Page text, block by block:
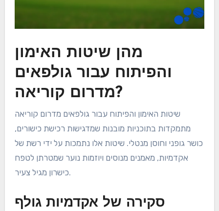
מהן שיטות האימון
והפיתוח עבור גולפאים
מדרום קוריאה?
שיטות האימון והפיתוח עבור גולפאים מדרום קוריאה
מתמקדות בתוכניות מובנות שמדגישות רכישת כישורים,
כושר גופני וחוסן מנטלי. שיטות אלו נתמכות על ידי רשת של
אקדמיות, מאמנים מנוסים ויוזמות נוער שמטרתן לטפח
כישרון מגיל צעיר.
סקירה של אקדמיות גולף